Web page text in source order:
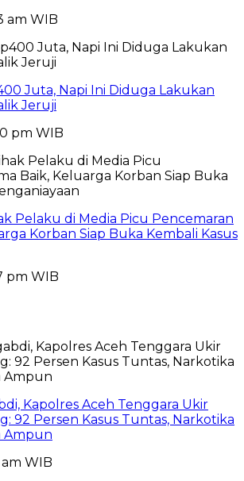
am WIB
Juta, Napi Ini Diduga Lakukan
Jeruji
pm WIB
Pelaku di Media Picu Pencemaran
Korban Siap Buka Kembali Kasus
pm WIB
Kapolres Aceh Tenggara Ukir
92 Persen Kasus Tuntas, Narkotika
Ampun
WIB